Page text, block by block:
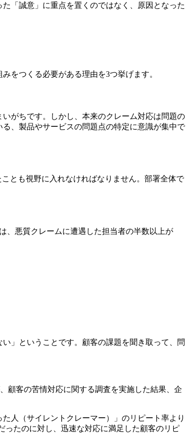
「誠意」に重点を置くのではなく、原因となった
をつくる必要がある理由を3つ挙げます。
がちです。しかし、本来のクレーム対応は問題の
、製品やサービスの問題点の特定に意識が集中で
とも視野に入れなければなりません。部署全体で
、悪質クレームに遭遇した担当者の半数以上が
」ということです。顧客の課題を聞き取って、問
顧客の苦情対応に関する調査を実施した結果、企
人（サイレントクレーマー）」のリピート率より
ったのに対し、迅速な対応に満足した顧客のリピ